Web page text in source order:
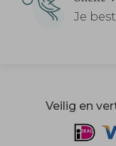
Je
Veilig en